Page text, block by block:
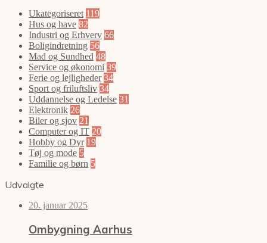
Ukategoriseret 119
Hus og have 82
Industri og Erhverv 66
Boligindretning 56
Mad og Sundhed 48
Service og økonomi 39
Ferie og lejligheder 34
Sport og friluftsliv 34
Uddannelse og Ledelse 31
Elektronik 26
Biler og sjov 21
Computer og IT 20
Hobby og Dyr 19
Tøj og mode 5
Familie og børn 5
Udvalgte
20. januar 2025
Ombygning Aarhus